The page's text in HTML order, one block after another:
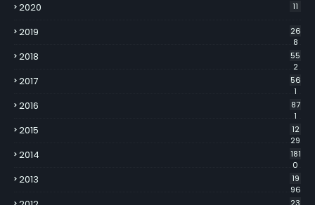
2020 11
2019
26
8
2018
55
2
2017
56
1
2016
87
1
2015
12
29
2014
181
0
2013
19
96